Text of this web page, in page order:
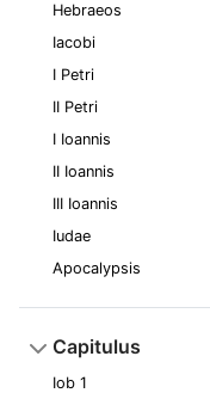
Hebraeos
Iacobi
I Petri
II Petri
I Ioannis
II Ioannis
III Ioannis
Iudae
Apocalypsis
Capitulus
Iob 1